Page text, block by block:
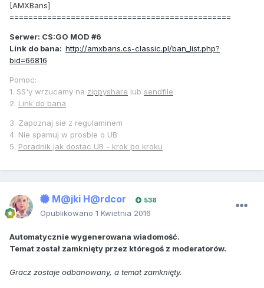
[AMXBans]
===============================================
Serwer: CS:GO MOD #6
Link do bana: http://amxbans.cs-classic.pl/ban_list.php?
bid=66816
Pomoc:
1. SS'y wrzucamy na zippyshare lub sendfile
2. Link do bana
3. Zapoznaj sie z regulaminem
4. Nie spamuj w prosbie o UB
5. Poradnik jak dostac UB - krok po kroku
M@jki H@rdcor 538
Opublikowano 1 Kwietnia 2016
Automatycznie wygenerowana wiadomość.
Temat został zamknięty przez któregoś z moderatorów.
Gracz zostaje odbanowany, a temat zamknięty.